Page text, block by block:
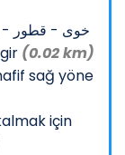
(0.02 km)